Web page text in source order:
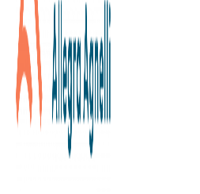
D’inverno sul Po,
Trofeo per la